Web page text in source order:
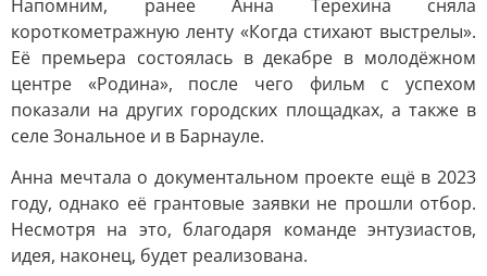
Напомним, ранее Анна Терехина сняла
короткометражную ленту «Когда стихают выстрелы».
Её премьера состоялась в декабре в молодёжном
центре «Родина», после чего фильм с успехом
показали на других городских площадках, а также в
селе Зональное и в Барнауле.
Анна мечтала о документальном проекте ещё в 2023
году, однако её грантовые заявки не прошли отбор.
Несмотря на это, благодаря команде энтузиастов,
идея, наконец, будет реализована.